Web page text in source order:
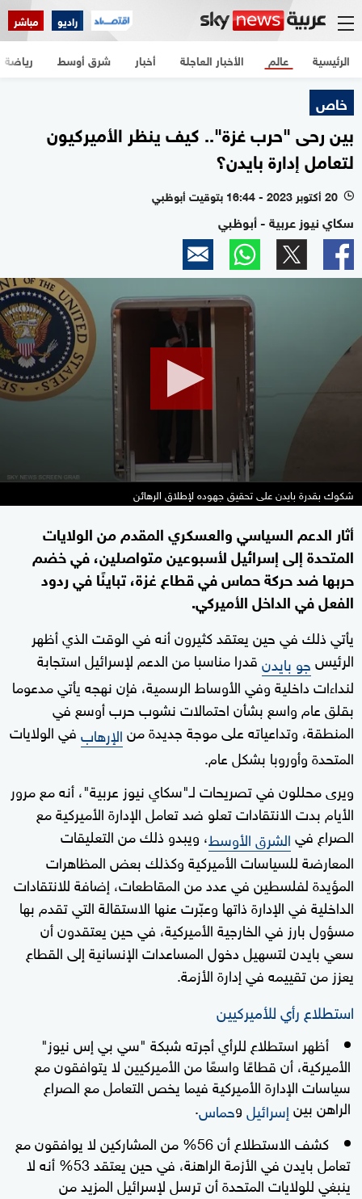
راديو مباشر
الرئيسية الأخبار العاجلة أخبار شرق أوسط عالم رياضة
خاص
بين رحى "حرب غزة".. كيف ينظر الأميركيون
لتعامل إدارة بايدن؟
l 20 أكتوبر 2023 - 16:44 بتوقيت أبوظبي
سكاي نيوز عربية - أبوظبي
0
seconds
of
2
minutes,
31
seconds
شكوك بقدرة بايدن على تحقيق جهوده لإطلاق الرهائن
أثار الدعم السياسي والعسكري المقدم من الولايات
المتحدة إلى إسرائيل لأسبوعين متواصلين، في خضم
حربها ضد حركة حماس في قطاع غزة، تباينًا في ردود
الفعل في الداخل الأميركي.
يأتي ذلك في حين يعتقد كثيرون أنه في الوقت الذي أظهر
الرئيسجو بايدنقدرا مناسبا من الدعم لإسرائيل استجابة
لنداءات داخلية وفي الأوساط الرسمية، فإن نهجه يأتي مدعوما
بقلق عام واسع بشأن احتمالات نشوب حرب أوسع في
المنطقة، وتداعياته على موجة جديدة منالإرهابفي الولايات
المتحدة وأوروبا بشكل عام.
ويرى محللون في تصريحات لـ"سكاي نيوز عربية"، أنه مع مرور
الأيام بدت الانتقادات تعلو ضد تعامل الإدارة الأميركية مع
الصراع فيالشرق الأوسط، ويبدو ذلك من التعليقات
المعارضة للسياسات الأميركية وكذلك بعض المظاهرات
المؤيدة لفلسطين في عدد من المقاطعات، إضافة للانتقادات
الداخلية في الإدارة ذاتها وعبّرت عنها الاستقالة التي تقدم بها
مسؤول بارز في الخارجية الأميركية، في حين يعتقدون أن
سعي بايدن لتسهيل دخول المساعدات الإنسانية إلى القطاع
يعزز من تقييمه في إدارة الأزمة.
استطلاع رأي للأميركيين
أظهر استطلاع للرأي أجرته شبكة "سي بي إس نيوز"
الأميركية، أن قطاعًا واسعًا من الأميركيين لا يتوافقون مع
سياسات الإدارة الأميركية فيما يخص التعامل مع الصراع
الراهن بينإسرائيلوحماس.
كشف الاستطلاع أن 56% من المشاركين لا يوافقون مع
تعامل بايدن في الأزمة الراهنة، في حين يعتقد 53% أنه لا
ينبغي للولايات المتحدة أن ترسل لإسرائيل المزيد من